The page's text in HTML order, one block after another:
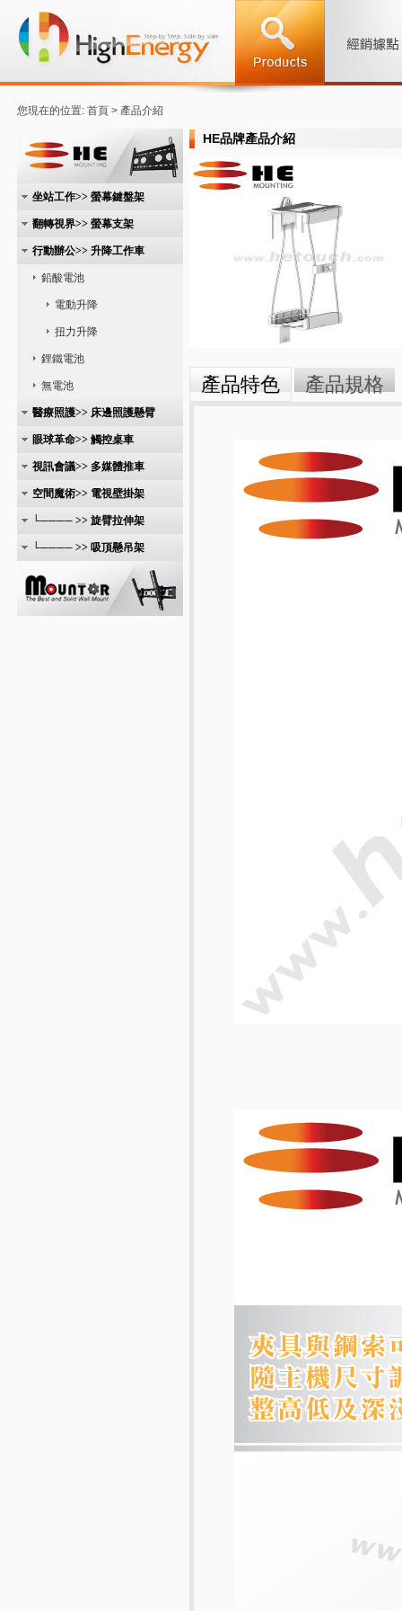
您現在的位置: 首頁 > 產品介紹
坐站工作>> 螢幕鍵盤架
翻轉視界>> 螢幕支架
行動辦公>> 升降工作車
鉛酸電池
電動升降
扭力升降
鋰鐵電池
無電池
醫療照護>> 床邊照護懸臂
眼球革命>> 觸控桌車
視訊會議>> 多媒體推車
空間魔術>> 電視壁掛架
└──── >> 旋臂拉伸架
└──── >> 吸頂懸吊架
HE品牌產品介紹
產品特色 產品規格